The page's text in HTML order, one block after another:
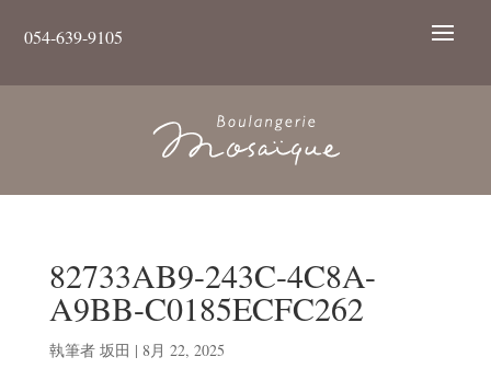
054-639-9105
82733AB9-243C-4C8A-
A9BB-C0185ECFC262
執筆者 坂田 | 8月 22, 2025